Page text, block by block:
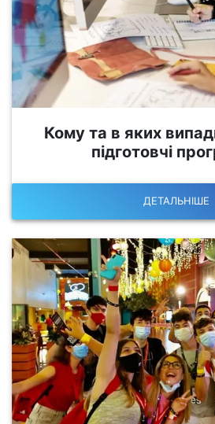
Кому та в яких
підготовчі
ДЕТАЛЬНІШЕ